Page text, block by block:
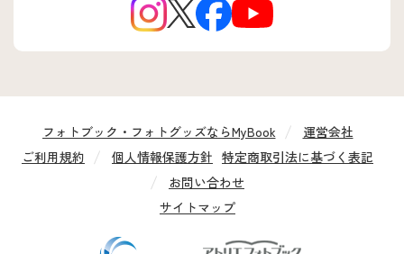
フォトブック・フォトグッズならMyBook
運営会社
ご利用規約
個人情報保護方針 特定商取引法に基づく表記
お問い合わせ
サイトマップ